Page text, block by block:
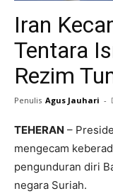
Iran
Tentara
Rezim
Penulis Agus Jauhari -
TEHERAN –
mengecam
pengunduran diri
negara Suriah.